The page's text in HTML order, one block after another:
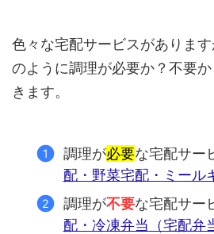
色々な宅配サービスがありま
のように調理が必要か？不要
きます。
調理が必要な宅配サー
配・野菜宅配・ミール
調理が不要な宅配サー
配・冷凍弁当（宅配弁